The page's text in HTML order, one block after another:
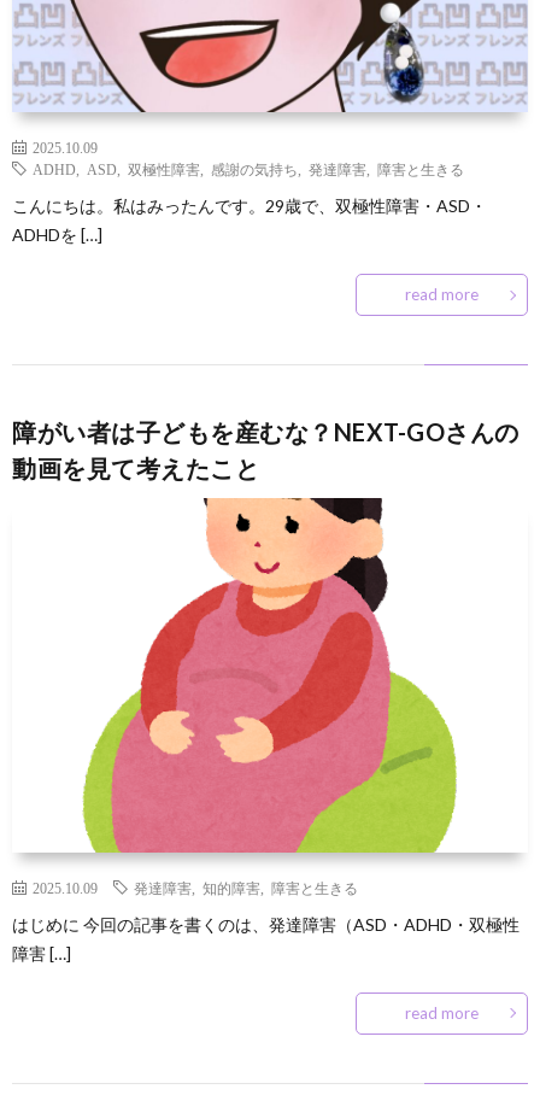
き
屋
さ
入
会
合
わ
2025.10.09
ADHD
ASD 双極性障害 感謝の気持ち 発達障害 障害と生きる
こんにちは。私はみったんです。29歳で、双極性障害・ASD・
ADHDを […]
read more
障がい者は子どもを産むな？NEXT-GOさんの
動画を見て考えたこと
2025.10.09 発達障害 知的障害 障害と生きる
はじめに 今回の記事を書くのは、発達障害（ASD・ADHD・双極性
障害 […]
read more